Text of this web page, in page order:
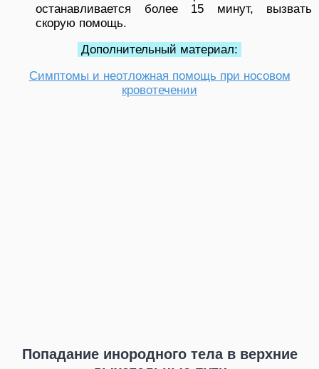
останавливается более 15 минут, вызвать
скорую помощь.
Дополнительный материал:
Симптомы и неотложная помощь при носовом
кровотечении
Попадание инородного тела в верхние